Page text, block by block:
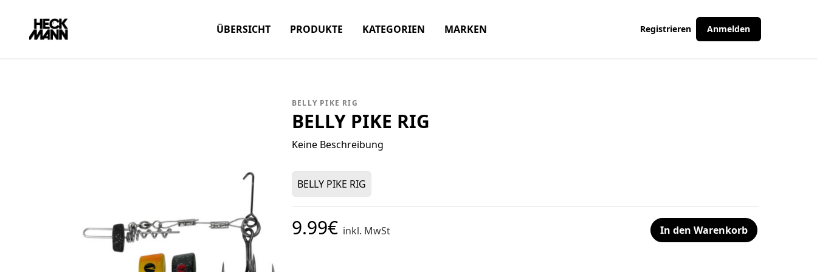
ÜBERSICHT PRODUKTE KATEGORIEN MARKEN Registrieren Anmelden
BELLY PIKE RIG
BELLY PIKE RIG
Keine Beschreibung
BELLY PIKE RIG
9.99€ inkl. MwSt In den Warenkorb